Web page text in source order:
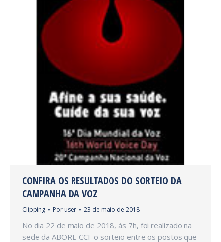
CONFIRA OS RESULTADOS DO SORTEIO DA
CAMPANHA DA VOZ
Clipping Por user 23 de maio de 2018
No dia 22 de maio de 2018, às 7h, foi realizado na
sede da ABORL-CCF o sorteio entre os postos que